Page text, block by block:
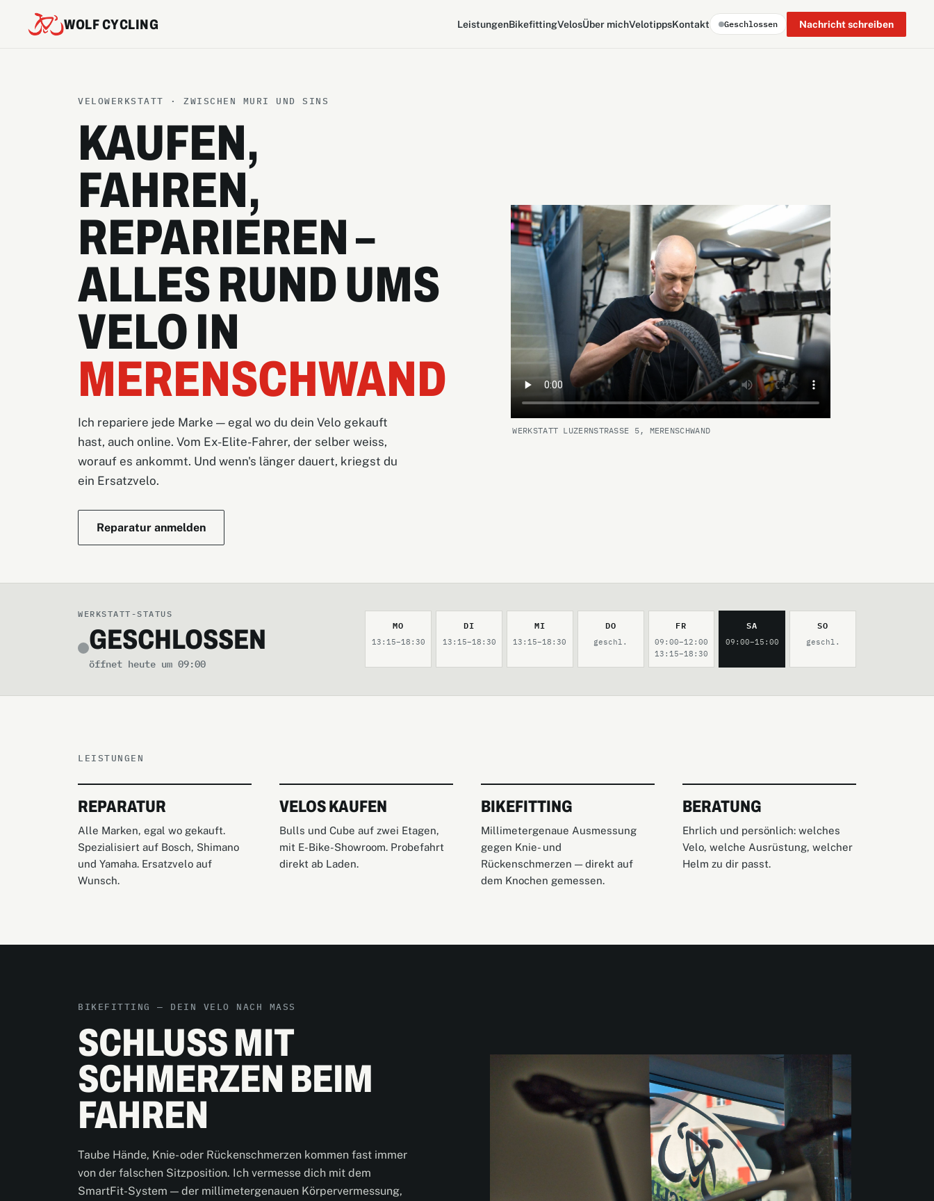
WOLF CYCLING LeistungenBikefittingVelosÜber michVelotippsKontakt Geschlossen Nachricht schreiben
VELOWERKSTATT · ZWISCHEN MURI UND SINS
KAUFEN,
FAHREN,
REPARIEREN –
ALLES RUND UMS
VELO IN
MERENSCHWAND
Ich repariere jede Marke — egal wo du dein Velo gekauft
hast, auch online. Vom Ex-Elite-Fahrer, der selber weiss,
worauf es ankommt. Und wenn's länger dauert, kriegst du
ein Ersatzvelo.
Reparatur anmelden
WERKSTATT LUZERNSTRASSE 5, MERENSCHWAND
WERKSTATT-STATUS
GESCHLOSSEN
öffnet heute um 09:00
MO
13:15–18:30
DI
13:15–18:30
MI
13:15–18:30
DO
geschl.
FR
09:00–12:00
13:15–18:30
SA
09:00–15:00
SO
geschl.
LEISTUNGEN
REPARATUR
Alle Marken, egal wo gekauft.
Spezialisiert auf Bosch, Shimano
und Yamaha. Ersatzvelo auf
Wunsch.
VELOS KAUFEN
Bulls und Cube auf zwei Etagen,
mit E-Bike-Showroom. Probefahrt
direkt ab Laden.
BIKEFITTING
Millimetergenaue Ausmessung
gegen Knie- und
Rückenschmerzen — direkt auf
dem Knochen gemessen.
BERATUNG
Ehrlich und persönlich: welches
Velo, welche Ausrüstung, welcher
Helm zu dir passt.
BIKEFITTING — DEIN VELO NACH MASS
SCHLUSS MIT
SCHMERZEN BEIM
FAHREN
Taube Hände, Knie- oder Rückenschmerzen kommen fast immer
von der falschen Sitzposition. Ich vermesse dich mit dem
SmartFit-System — der millimetergenauen Körpervermessung,